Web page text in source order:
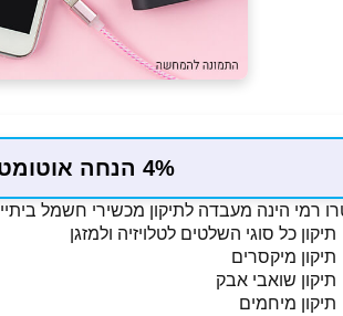
4% הנחה אוטומטית למשלמים בכרטיס המועדון
רמי הינה מעבדה לתיקון מכשירי חשמל
תיקון כל סוגי השלטים לטלויזיה ולמזגן
תיקון מיקסרים
תיקון שואבי אבק
תיקון מיחמים